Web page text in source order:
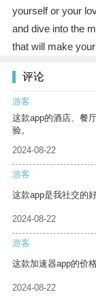
yourself or your
and dive into the
that will make
评论
游客
这款app的酒店、餐
验。
2024-08-22
游客
这款app是我社交的
2024-08-22
游客
这款加速器app的价
2024-08-22